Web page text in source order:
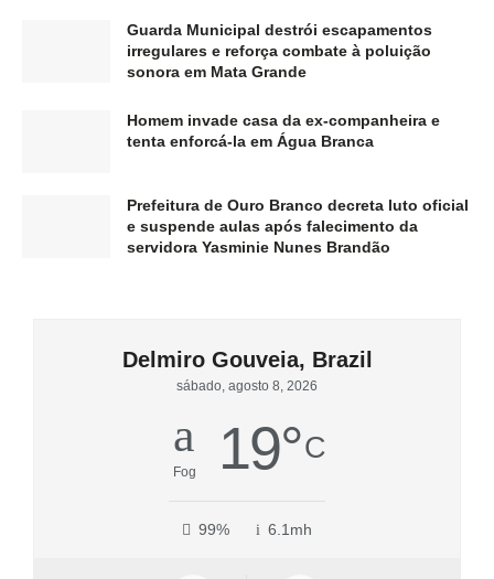
Guarda Municipal destrói escapamentos
irregulares e reforça combate à poluição
sonora em Mata Grande
Homem invade casa da ex-companheira e
tenta enforcá-la em Água Branca
Prefeitura de Ouro Branco decreta luto oficial
e suspende aulas após falecimento da
servidora Yasminie Nunes Brandão
Delmiro Gouveia, Brazil
sábado, agosto 8, 2026
Fog 19°C
99% 6.1mh